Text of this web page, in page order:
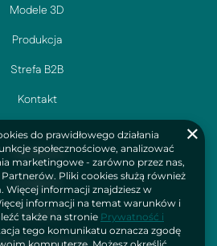
Modele 3D
Produkcja
Strefa B2B
Kontakt
Facebook
Instagram
YouTube
do prawidłowego działania
społecznościowe, analizować
marketingowe - zarówno przez nas,
Pliki cookies służą również
Więcej informacji znajdziesz w
informacji na temat warunków i
także na stronie Prywatność i
tego komunikatu oznacza zgodę